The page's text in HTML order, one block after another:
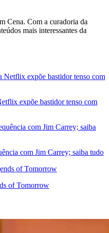
Cena. Com a curadoria da
mais interessantes da
expõe bastidor tenso com
com Jim Carrey; saiba tudo
of Tomorrow